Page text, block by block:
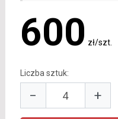
600 zł/szt.
Liczba sztuk:
− +